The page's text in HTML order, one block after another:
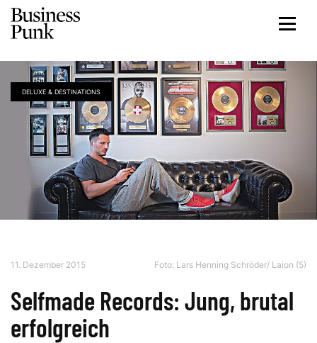
DELUXE & DESTINATIONS
11. Dezember 2015 Foto: Lars Henning Schröder/ Laion (5)
Selfmade Records: Jung, brutal
erfolgreich